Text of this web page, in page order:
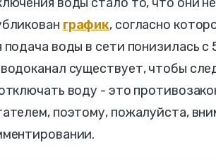
воды стало то, что они
график, согласно
подача воды в сети понизилась
существует, чтобы
воду - это
поэтому, пожалуйста,